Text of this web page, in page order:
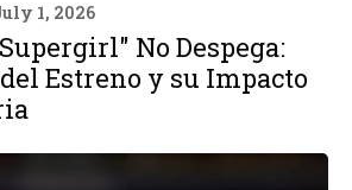
1, 2026
No Despega:
Estreno y su Impacto